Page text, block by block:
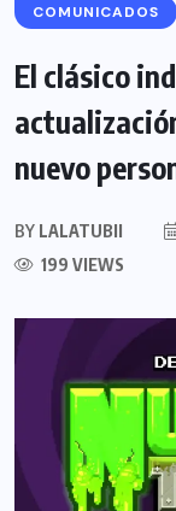
COMUNICADOS
El clásico
nuevo
BY LALATUBII
199 VIEWS